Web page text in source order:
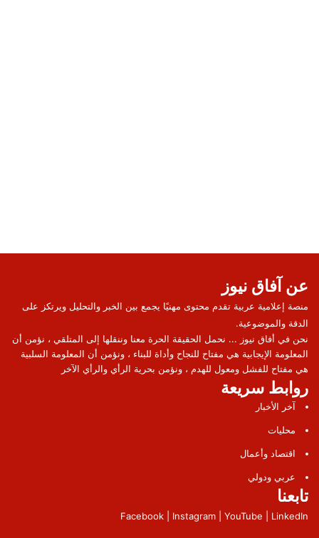
عن آفاق نيوز
منصة إعلامية عربية تقدم محتوى مهنيًا يجمع بين الخبر والتحليل ويرتكز على
الدقة والموضوعية.
نحن في أفاق نيوز ... نحمل الحقيقة الحرة معنا وننقلها إلى المتلقي ، نؤمن أن
المعلومة الإيجابية هي مفتاح للنجاح وأداة للبناء ، ونؤمن أن المعلومة السلبية
هي مفتاح للفشل ومعول للهدم ، ونؤمن بحرية الرأي والرأي الآخر
روابط سريعة
آخر الأخبار
محليات
اقتصاد وأعمال
عربي ودولي
تابعنا
Facebook | Instagram | YouTube | LinkedIn